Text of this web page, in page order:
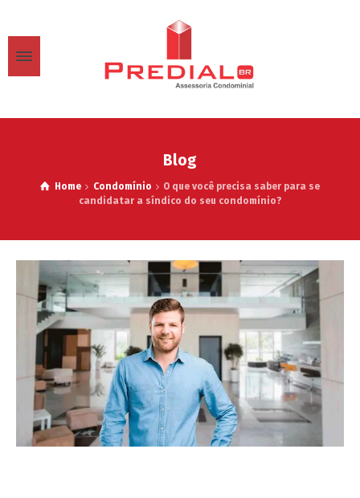
Blog
Home Condomínio
O que você precisa saber para se
candidatar a síndico do seu condomínio?